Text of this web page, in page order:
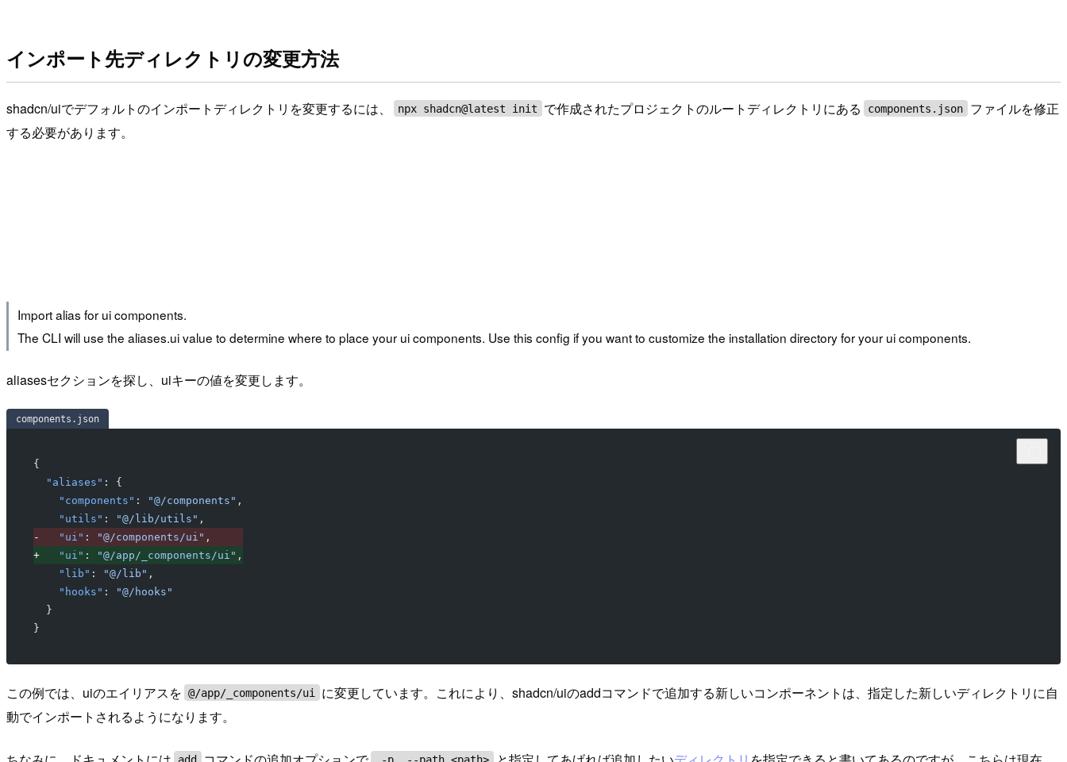
インポート先ディレクトリの変更方法
shadcn/uiでデフォルトのインポートディレクトリを変更するには、 npx shadcn@latest init で作成されたプロジェクトのルートディレクトリにある components.json
ファイルを修正
する必要があります。
Import alias for ui components.
The CLI will use the aliases.ui value to determine where to place your ui components. Use this config if you want to customize the installation directory for your ui components.
aliasesセクションを探し、uiキーの値を変更します。
components.json
{
"aliases" : {
   "components"
: "@/components" ,
   "utils"
: "@/lib/utils" ,
-
   "ui"
: "@/components/ui" ,
+
   "ui"
: "@/app/_components/ui" ,
   "lib"
: "@/lib" ,
   "hooks"
:
"@/hooks"
}
}
この例では、uiのエイリアスを @/app/_components/ui
に変更しています。これにより、shadcn/uiのaddコマンドで追加する新しいコンポーネントは、指定した新しいディレクトリに自
動でインポートされるようになります。
add -p, --path <path>